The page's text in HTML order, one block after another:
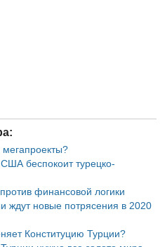
мегапроекты?
беспокоит турецко-
финансовой логики
ждут новые потрясения в 2020
Конституцию Турции?